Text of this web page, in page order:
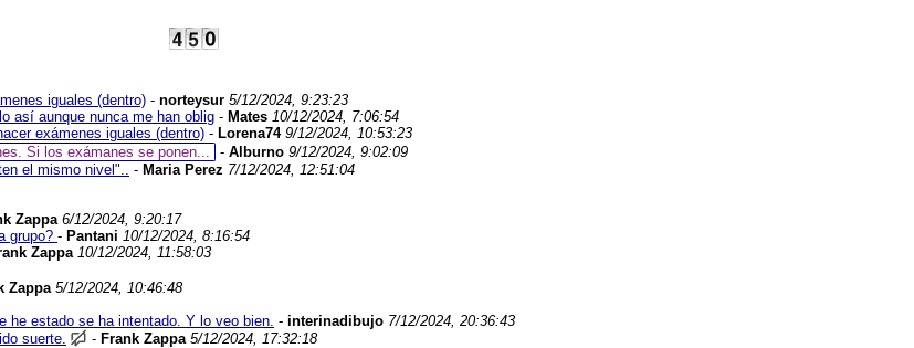
iguales (dentro) - norteysur 5/12/2024, 9:23:23
así aunque nunca me han oblig - Mates 10/12/2024, 7:06:54
exámenes iguales (dentro) - Lorena74 9/12/2024, 10:53:23
Si los exámanes se ponen...
- Alburno 9/12/2024, 9:02:09
el mismo nivel".. - Maria Perez 7/12/2024, 12:51:04
Zappa 6/12/2024, 9:20:17
grupo? - Pantani 10/12/2024, 8:16:54
Zappa 10/12/2024, 11:58:03
Zappa 5/12/2024, 10:46:48
he estado se ha intentado. Y lo veo bien. - interinadibujo 7/12/2024, 20:36:43
suerte.
- Frank Zappa 5/12/2024, 17:32:18